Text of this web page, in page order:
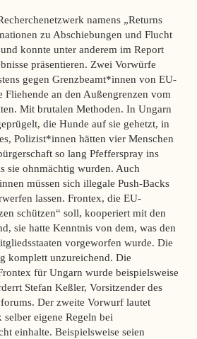
namens „Returns
zu Abschiebungen und Flucht
konnte unter anderem im Report
präsentieren. Zwei Vorwürfe
gegen Grenzbeamt*innen von EU-
Fliehende an den Außengrenzen vom
Mit brutalen Methoden. In Ungarn
die Hunde auf sie gehetzt, in
Polizist*innen hätten vier Menschen
so lang Pfefferspray ins
sie ohnmächtig wurden. Auch
müssen sich illegale Push-Backs
lassen. Frontex, die EU-
schützen“ soll, kooperiert mit den
sie hatte Kenntnis von dem, was den
vorgeworfen wurde. Die
komplett unzureichend. Die
für Ungarn wurde beispielsweise
Stefan Keßler, Vorsitzender des
Der zweite Vorwurf lautet
selber eigene Regeln bei
einhalte. Beispielsweise seien